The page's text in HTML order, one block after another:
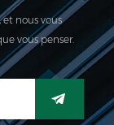
et nous vous
vous penser.